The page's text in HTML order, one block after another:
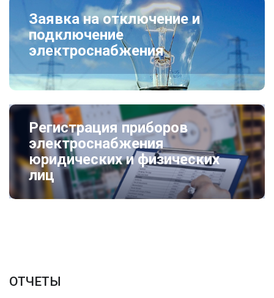
Заявка на отключение и
подключение
электроснабжения
Регистрация приборов
электроснабжения
юридических и физических
лиц
ОТЧЕТЫ